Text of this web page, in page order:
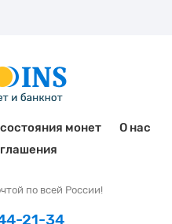
монет
О нас
по всей России!
21-34